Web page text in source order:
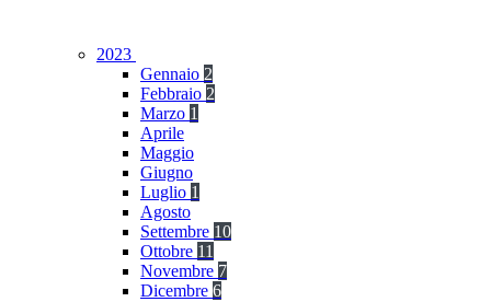
2023
Gennaio 2
Febbraio 2
Marzo 1
Aprile
Maggio
Giugno
Luglio 1
Agosto
Settembre 10
Ottobre 11
Novembre 7
Dicembre 6